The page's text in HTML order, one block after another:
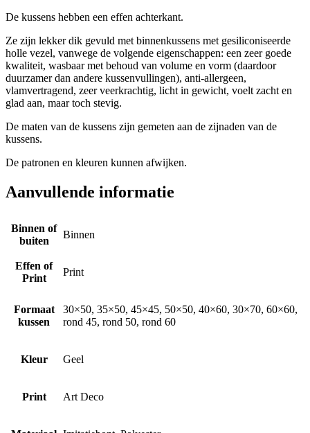
De kussens hebben een effen achterkant.
Ze zijn lekker dik gevuld met binnenkussens met gesiliconiseerde
holle vezel, vanwege de volgende eigenschappen: een zeer goede
kwaliteit, wasbaar met behoud van volume en vorm (daardoor
duurzamer dan andere kussenvullingen), anti-allergeen,
vlamvertragend, zeer veerkrachtig, licht in gewicht, voelt zacht en
glad aan, maar toch stevig.
De maten van de kussens zijn gemeten aan de zijnaden van de
kussens.
De patronen en kleuren kunnen afwijken.
Aanvullende informatie
Binnen of
buiten
Binnen
Effen of
Print
Print
Formaat
kussen
30×50, 35×50, 45×45, 50×50, 40×60, 30×70, 60×60,
rond 45, rond 50, rond 60
Kleur Geel
Print Art Deco